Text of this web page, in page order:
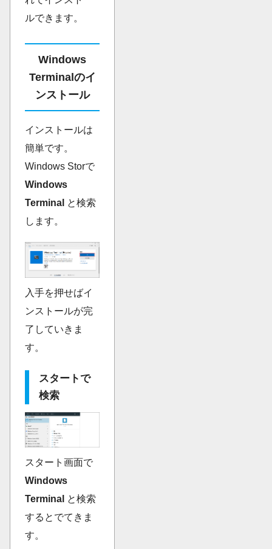
ルできます。
Windows
Terminalのイ
ンストール
インストールは
簡単です。
Windows Storで
Windows
Terminal と検索
します。
入手を押せばイ
ンストールが完
了していきま
す。
スタートで
検索
スタート画面で
Windows
Terminal と検索
するとでてきま
す。